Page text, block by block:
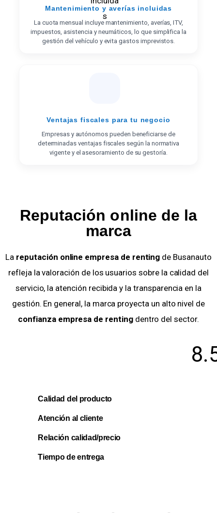
Mantenimiento y averías incluidas
La cuota mensual incluye mantenimiento, averías, ITV,
impuestos, asistencia y neumáticos, lo que simplifica la
gestión del vehículo y evita gastos imprevistos.
Ventajas fiscales para tu negocio
Empresas y autónomos pueden beneficiarse de
determinadas ventajas fiscales según la normativa
vigente y el asesoramiento de su gestoría.
Reputación online de la
marca
La reputación online empresa de renting de Busanauto
refleja la valoración de los usuarios sobre la calidad del
servicio, la atención recibida y la transparencia en la
gestión. En general, la marca proyecta un alto nivel de
confianza empresa de rentingdentro del sector.
Calidad del producto
Atención al cliente
Relación calidad/precio
Tiempo de entrega